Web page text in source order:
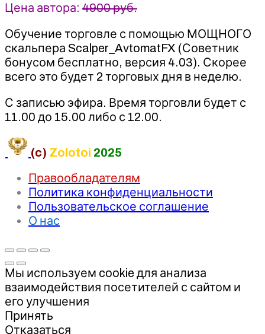
Цена автора: 4900 руб.
Обучение торговле с помощью МОЩНОГО
скальпера Scalper_AvtomatFX (Советник
бонусом бесплатно, версия 4.03). Скорее
всего это будет 2 торговых дня в неделю.
С записью эфира. Время торговли будет с
11.00 до 15.00 либо с 12.00.
(c) Zolotoi 2025
Правообладателям
Политика конфиденциальности
Пользовательское соглашение
О нас
Мы используем cookie для анализа
взаимодействия посетителей с сайтом и
его улучшения
Принять
Отказаться